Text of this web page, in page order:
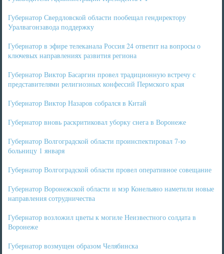
Губернатор Свердловской области пообещал гендиректору
Уралвагонзавода поддержку
Губернатор в эфире телеканала Россия 24 ответит на вопросы о
ключевых направлениях развития региона
Губернатор Виктор Басаргин провел традиционную встречу с
представителями религиозных конфессий Пермского края
Губернатор Виктор Назаров собрался в Китай
Губернатор вновь раскритиковал уборку снега в Воронеже
Губернатор Волгоградской области проинспектировал 7-ю
больницу 1 января
Губернатор Волгоградской области провел оперативное совещание
Губернатор Воронежской области и мэр Конельяно наметили новые
направления сотрудничества
Губернатор возложил цветы к могиле Неизвестного солдата в
Воронеже
Губернатор возмущен образом Челябинска